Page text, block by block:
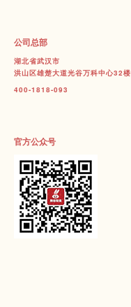
公司总部
湖北省武汉市
洪山区雄楚大道光谷万科中心32楼
400-1818-093
官方公众号